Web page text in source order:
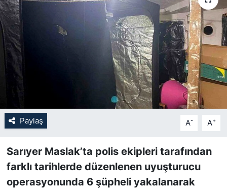
Paylaş A- A+
Sarıyer Maslak’ta polis ekipleri tarafından
farklı tarihlerde düzenlenen uyuşturucu
operasyonunda 6 şüpheli yakalanarak
SARIYER HABERLERİ
SARIYER İMAR BARIŞI
SEKTÖR
SİYASET
SON DAKİKA HABERİ